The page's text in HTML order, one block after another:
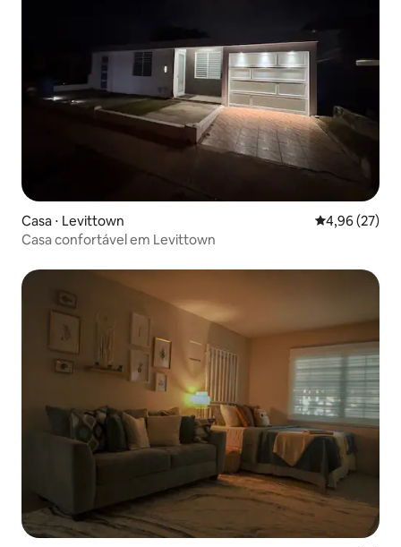
Casa ⋅ Levittown 4,96 de uma
4,96 (27)
Casa confortável em Levittown